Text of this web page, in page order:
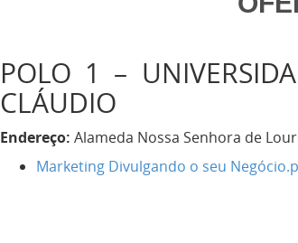
POLO 1 –
CLÁUDIO
Endereço: Alameda Nossa Senhora de
Marketing Divulgando o seu